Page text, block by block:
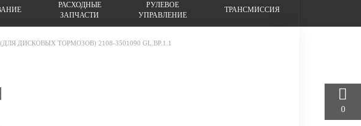
РАСХОДНЫЕ
ЗАПЧАСТИ
РУЛЕВОЕ
УПРАВЛЕНИЕ
ТРАНСМИССИЯ
ДИСКОВЫХ ТОРМОЗОВ) 2108-3501090 GL.BP.1.1
0